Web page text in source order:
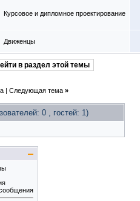
Курсовое и дипломное проектирование
Движенцы
в раздел этой темы
| Следующая тема »
0 , гостей: 1)